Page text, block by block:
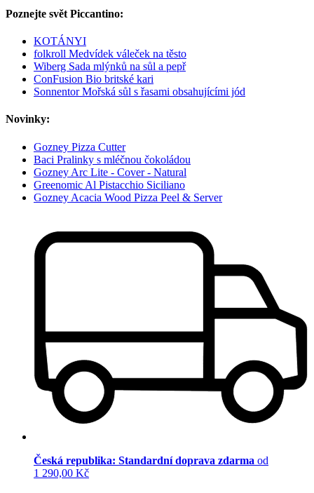
Poznejte svět Piccantino:
KOTÁNYI
folkroll Medvídek váleček na těsto
Wiberg Sada mlýnků na sůl a pepř
ConFusion Bio britské kari
Sonnentor Mořská sůl s řasami obsahujícími jód
Novinky:
Gozney Pizza Cutter
Baci Pralinky s mléčnou čokoládou
Gozney Arc Lite - Cover - Natural
Greenomic Al Pistacchio Siciliano
Gozney Acacia Wood Pizza Peel & Server
Česká republika: Standardní doprava zdarma od
1 290,00 Kč